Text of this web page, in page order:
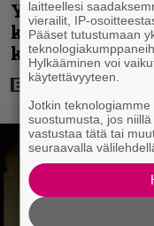
Yöllä tv:ssä:
kasvattivat
kikalla –
laitteellesi
vierailit, IP-
Pääset tutustumaan
Hylkääminen voi
käytettävyyteen.
Jotkin
suostumusta, jos
vastustaa tätä tai
seuraavalla